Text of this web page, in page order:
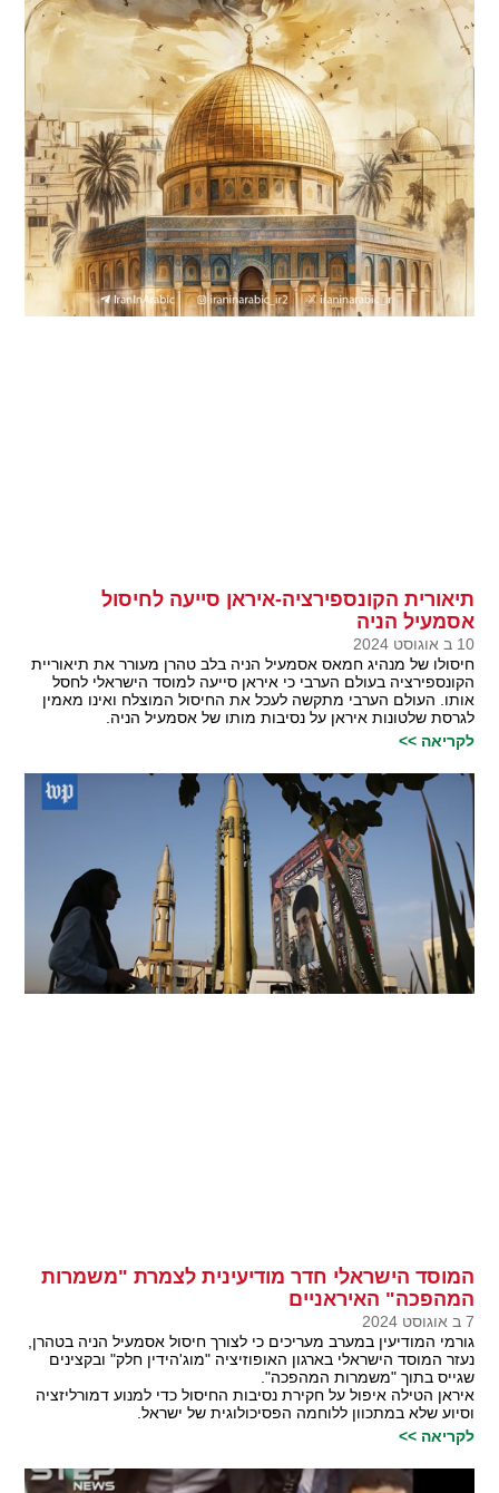
תיאורית הקונספירציה-איראן סייעה לחיסול
אסמעיל הניה
10 ב אוגוסט 2024
חיסולו של מנהיג חמאס אסמעיל הניה בלב טהרן מעורר את תיאוריית
הקונספירציה בעולם הערבי כי איראן סייעה למוסד הישראלי לחסל
אותו. העולם הערבי מתקשה לעכל את החיסול המוצלח ואינו מאמין
לגרסת שלטונות איראן על נסיבות מותו של אסמעיל הניה.
לקריאה >>
המוסד הישראלי חדר מודיעינית לצמרת "משמרות
המהפכה" האיראניים
7 ב אוגוסט 2024
גורמי המודיעין במערב מעריכים כי לצורך חיסול אסמעיל הניה בטהרן,
נעזר המוסד הישראלי בארגון האופוזיציה "מוג'הידין חלק" ובקצינים
שגייס בתוך "משמרות המהפכה".
איראן הטילה איפול על חקירת נסיבות החיסול כדי למנוע דמורליזציה
וסיוע שלא במתכוון ללוחמה הפסיכולוגית של ישראל.
לקריאה >>